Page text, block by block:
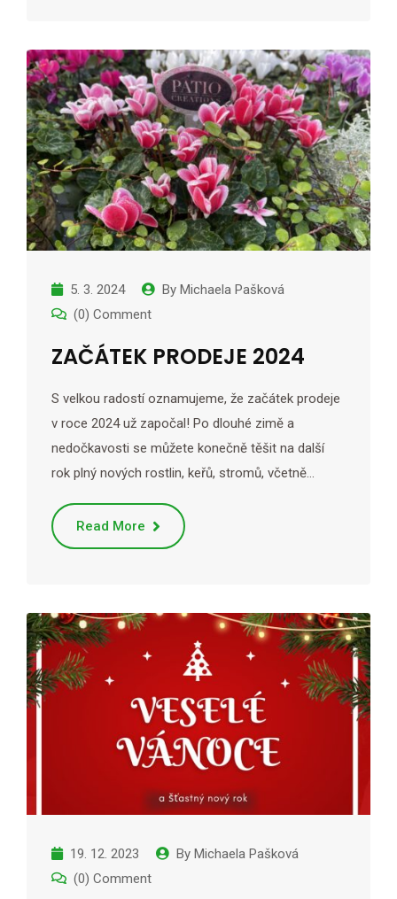
5. 3. 2024 By Michaela Pašková
(0) Comment
ZAČÁTEK PRODEJE 2024
S velkou radostí oznamujeme, že začátek prodeje
v roce 2024 už započal! Po dlouhé zimě a
nedočkavosti se můžete konečně těšit na další
rok plný nových rostlin, keřů, stromů, včetně…
Read More
19. 12. 2023 By Michaela Pašková
(0) Comment